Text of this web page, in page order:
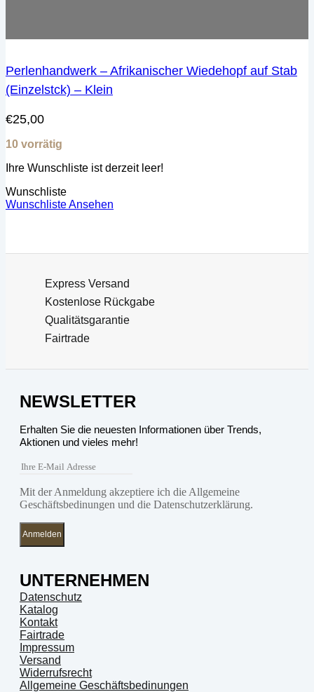
Perlenhandwerk – Afrikanischer Wiedehopf auf Stab
(Einzelstck) – Klein
€25,00
10 vorrätig
Ihre Wunschliste ist derzeit leer!
Wunschliste
Wunschliste Ansehen
Express Versand
Kostenlose Rückgabe
Qualitätsgarantie
Fairtrade
NEWSLETTER
Erhalten Sie die neuesten Informationen über Trends,
Aktionen und vieles mehr!
Mit der Anmeldung akzeptiere ich die Allgemeine
Geschäftsbedinungen und die Datenschutzerklärung.
Anmelden
UNTERNEHMEN
Datenschutz
Katalog
Kontakt
Fairtrade
Impressum
Versand
Widerrufsrecht
Allgemeine Geschäftsbedinungen